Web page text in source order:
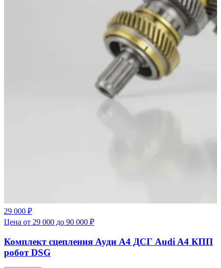
29 000 ₽
Цена от 29 000 до 90 000 ₽
Комплект сцепления Ауди А4 ДСГ Audi A4 КПП
робот DSG